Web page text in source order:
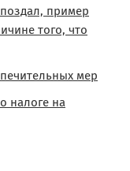
пример
того, что
мер
налоге на